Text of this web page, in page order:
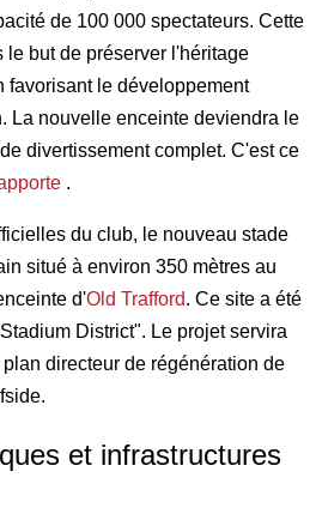
de 100 000 spectateurs. Cette
but de préserver l'héritage
favorisant le développement
La nouvelle enceinte deviendra le
divertissement complet. C'est ce
.
du club, le nouveau stade
situé à environ 350 mètres au
d'Old Trafford. Ce site a été
District". Le projet servira
directeur de régénération de
et infrastructures